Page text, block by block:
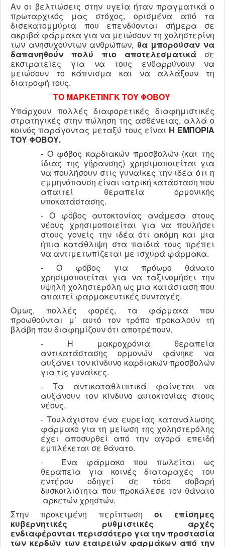
Αν οι βελτιώσεις στην υγεία ήταν πραγματικά ο
πρωταρχικός μας στόχος, ορισμένα από τα
δισεκατομμύρια που επενδύονται σήμερα σε
ακριβά φάρμακα για να μειώσουν τη χοληστερίνη
των ανησυχούντων ανθρώπων, θα μπορούσαν να
δαπανηθούν πολύ πιο αποτελεσματικά σε
εκστρατείες για να τους ενθαρρύνουν να
μειώσουν το κάπνισμα και να αλλάξουν τη
διατροφή τους.
ΤΟ ΜΑΡΚΕΤΙΝΓΚ ΤΟΥ ΦΟΒΟΥ
Υπάρχουν πολλές διαφορετικές διαφημιστικές
στρατηγικές στην πώληση της ασθένειας, αλλά ο
κοινός παράγοντας μεταξύ τους είναι Η ΕΜΠΟΡΙΑ
ΤΟΥ ΦΟΒΟΥ.
- Ο φόβος καρδιακών προσβολών (και της
ίδιας της γήρανσης) χρησιμοποιείται για
να πουλήσουν στις γυναίκες την ιδέα ότι η
εμμηνόπαυση είναι ιατρική κατάσταση που
απαιτεί θεραπεία ορμονικής
υποκατάστασης.
- Ο φόβος αυτοκτονίας ανάμεσα στους
νέους χρησιμοποιείται για να πουλήσει
στους γονείς την ιδέα ότι ακόμη και μια
ήπια κατάθλιψη στα παιδιά τους πρέπει
να αντιμετωπίζεται με ισχυρά φάρμακα.
- Ο φόβος για πρόωρο θάνατο
χρησιμοποιείται για να ταξινομήσει την
υψηλή χοληστερόλη ως μια κατάσταση που
απαιτεί φαρμακευτικές συνταγές.
Ομως, πολλές φορές, τα φάρμακα που
προωθούνται μ’ αυτό τον τρόπο προκαλούν τη
βλάβη που διαφημίζουν ότι αποτρέπουν.
- Η μακροχρόνια θεραπεία
αντικατάστασης ορμονών φάνηκε να
αυξάνει τον κίνδυνο καρδιακών προσβολών
για τις γυναίκες.
- Τα αντικαταθλιπτικά φαίνεται να
αυξάνουν τον κίνδυνο αυτοκτονίας στους
νέους.
- Τουλάχιστον ένα ευρείας κατανάλωσης
φάρμακο για τη μείωση της χοληστερόλης
έχει αποσυρθεί από την αγορά επειδή
εμπλέκεται σε θάνατο.
- Ένα φάρμακο που πωλείται ως
θεραπεία για κοινές διαταραχές του
εντέρου οδηγεί σε τόσο σοβαρή
δυσκοιλιότητα που προκάλεσε τον θάνατο
αρκετών χρηστών.
Στην προκειμένη περίπτωση οι επίσημες
κυβερνητικές ρυθμιστικές αρχές
ενδιαφέρονται περισσότερο για την προστασία
των κερδών των εταιρειών φαρμάκων από την